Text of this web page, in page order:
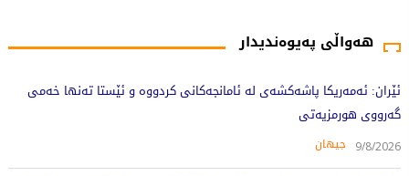
هەواڵی پەیوەندیدار
ئێران: ئەمەریکا پاشەکشەی لە ئامانجەکانی کردووە و ئێستا تەنها خەمی
گەرووی هورمزیەتی
9/8/2026 جیهان